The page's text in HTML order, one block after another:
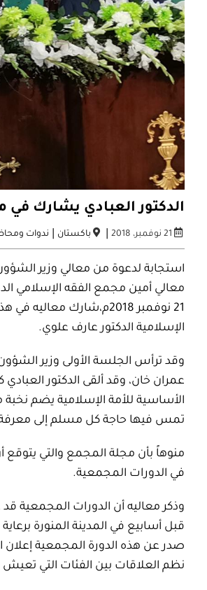
الدكتور العبادي يشارك في
21 نوفمبر، 2018 | باكستان ندوات
استجابة لدعوة من معالي وزير
21 نوفمبر 2018م،شارك
الإسلامية الدكتور عارف علوي.
وقد ترأس الجلسة الأولى وزير الشؤون
عمران خان، وقد ألقى الدكتور
الأساسية للأمة الإسلامية يضم
تمس فيها حاجة كل مسلم إلى
منوهاً بأن مجلة المجمع والتي
في الدورات المجمعية.
وذكر معاليه أن الدورات المجمعية
قبل أسابيع في المدينة المنورة
صدر عن هذه الدورة المجمعية إعلان
نظم العلاقات بين الفئات التي